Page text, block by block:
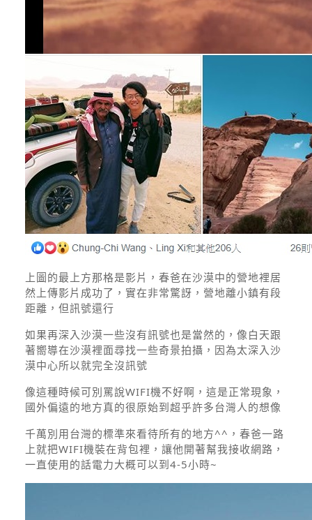
上圖的最上方那格是影片，春爸在沙漠中的營地裡居
然上傳影片成功了，實在非常驚訝，營地離小鎮有段
距離，但訊號還行
如果再深入沙漠一些沒有訊號也是當然的，像白天跟
著嚮導在沙漠裡面尋找一些奇景拍攝，因為太深入沙
漠中心所以就完全沒訊號
像這種時候可別罵說WIFI機不好啊，這是正常現象，
國外偏遠的地方真的很原始到超乎許多台灣人的想像
千萬別用台灣的標準來看待所有的地方^^，春爸一路
上就把WIFI機裝在背包裡，讓他開著幫我接收網路，
一直使用的話電力大概可以到4-5小時~